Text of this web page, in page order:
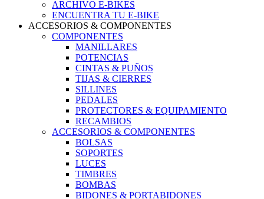
ARCHIVO E-BIKES
ENCUENTRA TU E-BIKE
ACCESORIOS & COMPONENTES
COMPONENTES
MANILLARES
POTENCIAS
CINTAS & PUÑOS
TIJAS & CIERRES
SILLINES
PEDALES
PROTECTORES & EQUIPAMIENTO
RECAMBIOS
ACCESORIOS & COMPONENTES
BOLSAS
SOPORTES
LUCES
TIMBRES
BOMBAS
BIDONES & PORTABIDONES